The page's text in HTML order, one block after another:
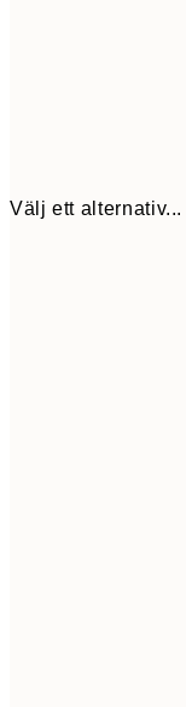
Välj ett alternativ...